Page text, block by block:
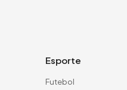
Esporte
Futebol